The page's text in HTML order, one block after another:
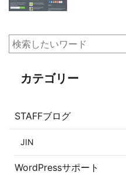
カテゴリー
STAFFブログ
JIN
WordPressサポート